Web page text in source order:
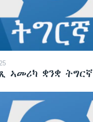
ኣመሪካ ቋንቋ ትግርኛ